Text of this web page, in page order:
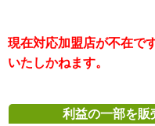
現在対応加盟店が不在で
いたしかねます。
利益の一部を販